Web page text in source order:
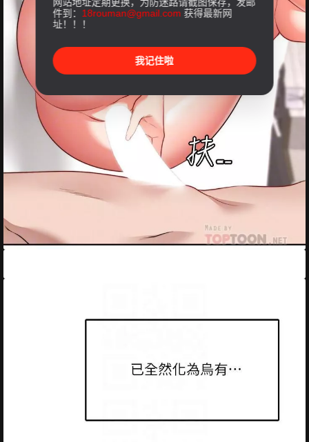
件到： 18rouman@gmail.com 获得最新网
址！！！
我记住啦